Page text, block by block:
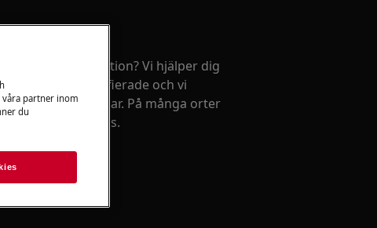
i behov av reparation? Vi hjälper dig
tekniker är certifierade och vi
av originaldelar. På många orter
till fast pris.
våra partner inom
du